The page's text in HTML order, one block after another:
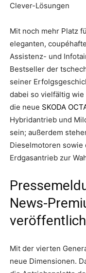
Clever-Lösungen
Mit noch mehr Platz
eleganten,
Assistenz- und
Bestseller der
seiner
dabei so vielfältig
die neue SKODA
Hybridantrieb und
sein; außerdem
Dieselmotoren
Erdgasantrieb zur
News-
Mit der vierten
neue Dimensionen.